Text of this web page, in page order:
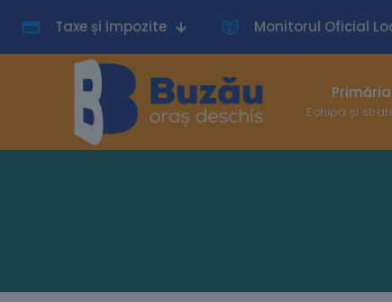
Taxe și impozite Monitorul Oficial
Primăria
Echipă și